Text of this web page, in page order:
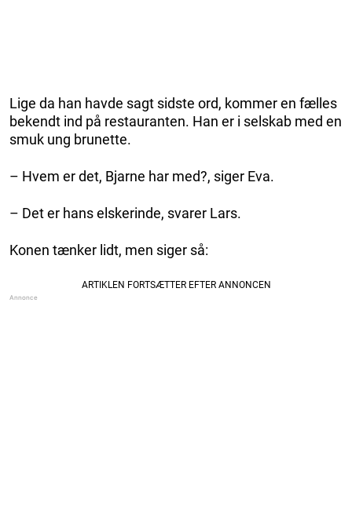
Lige da han havde sagt sidste ord, kommer en fælles
bekendt ind på restauranten. Han er i selskab med en
smuk ung brunette.
– Hvem er det, Bjarne har med?, siger Eva.
– Det er hans elskerinde, svarer Lars.
Konen tænker lidt, men siger så: